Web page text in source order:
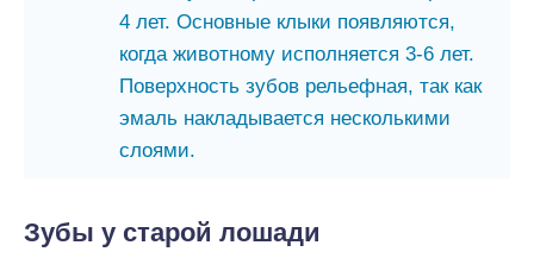
4 лет. Основные клыки появляются,
когда животному исполняется 3-6 лет.
Поверхность зубов рельефная, так как
эмаль накладывается несколькими
слоями.
Зубы у старой лошади